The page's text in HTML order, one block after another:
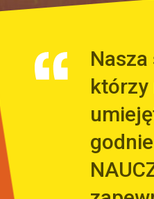
Nasza
którzy